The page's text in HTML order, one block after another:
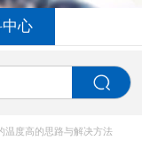
心
温度高的思路与解决方法